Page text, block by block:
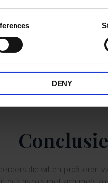
DENY
komen.
voor
strepen
Conclusie
die willen profiteren